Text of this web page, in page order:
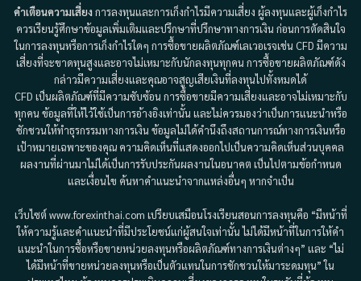
คำเตือนความเสี่ยงการลงทุนและการเก็งกำไรมีความเสี่ยง ผู้ลงทุนและผู้เก็งกำไร
ควรเรียนรู้ศึกษาข้อมูลเพิ่มเติมและปรึกษาที่ปรึกษาทางการเงิน ก่อนการตัดสินใจ
ในการลงทุนหรือการเก็งกำไรใดๆ การซื้อขายผลิตภัณฑ์เลเวอเรจเช่น CFD มีความ
เสี่ยงที่จะขาดทุนสูงและอาจไม่เหมาะกับนักลงทุนทุกคน การซื้อขายผลิตภัณฑ์ดัง
กล่าวมีความเสี่ยงและคุณอาจสูญเสียเงินที่ลงทุนไปทั้งหมดได้
CFD เป็นผลิตภัณฑ์ที่มีความซับซ้อน การซื้อขายมีความเสี่ยงและอาจไม่เหมาะกับ
ทุกคน ข้อมูลที่ให้ไว้ใช้เป็นการอ้างอิงเท่านั้น และไม่ควรมองว่าเป็นการแนะนำหรือ
ชักชวนให้ทำธุรกรรมทางการเงิน ข้อมูลไม่ได้คำนึงถึงสถานการณ์ทางการเงินหรือ
เป้าหมายเฉพาะของคุณ ความคิดเห็นที่แสดงออกไปเป็นความคิดเห็นส่วนบุคคล
ผลงานที่ผ่านมาไม่ได้เป็นการรับประกันผลงานในอนาคต เป็นไปตามข้อกำหนด
และเงื่อนไข ค้นหาคำแนะนำจากแหล่งอื่นๆ หากจำเป็น
เว็บไซต์ www.forexinthai.com เปรียบเสมือนโรงเรียนสอนการลงทุนคือ “มีหน้าที่
ให้ความรู้และคำแนะนำที่มีประโยชน์แก่ผู้สนใจเท่านั้น ไม่ได้มีหน้าที่ในการให้คำ
แนะนำในการซื้อหรือขายหน่วยลงทุนหรือผลิตภัณฑ์ทางการเงินต่างๆ” และ “ไม่
ได้มีหน้าที่ขายหน่วยลงทุนหรือเป็นตัวแทนในการชักชวนให้มาระดมทุน” ใน